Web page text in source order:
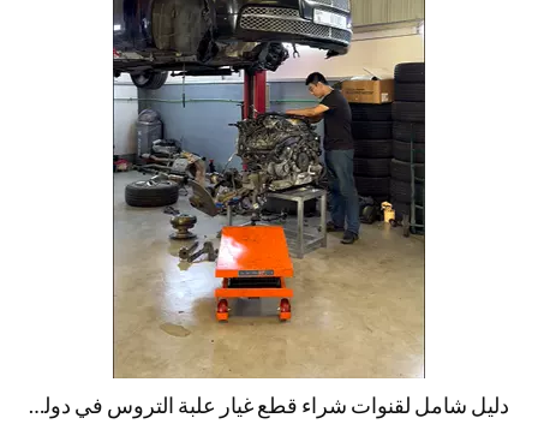
دليل شامل لقنوات شراء قطع غيار علبة التروس في دولة الإمارات العربية المتحدة